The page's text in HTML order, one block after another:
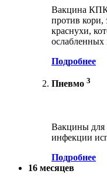
Вакцина
против кори,
краснухи,
ослабленных
Подробнее
Пневмо 3
Вакцины для
инфекции
Подробнее
16 месяцев